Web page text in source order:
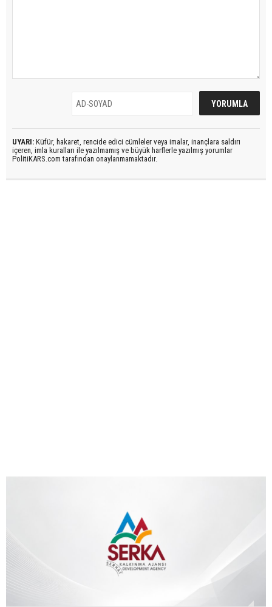
UYARI: Küfür, hakaret, rencide edici cümleler veya imalar, inançlara saldırı
içeren, imla kuralları ile yazılmamış ve büyük harflerle yazılmış yorumlar
PolitiKARS.com tarafından onaylanmamaktadır.